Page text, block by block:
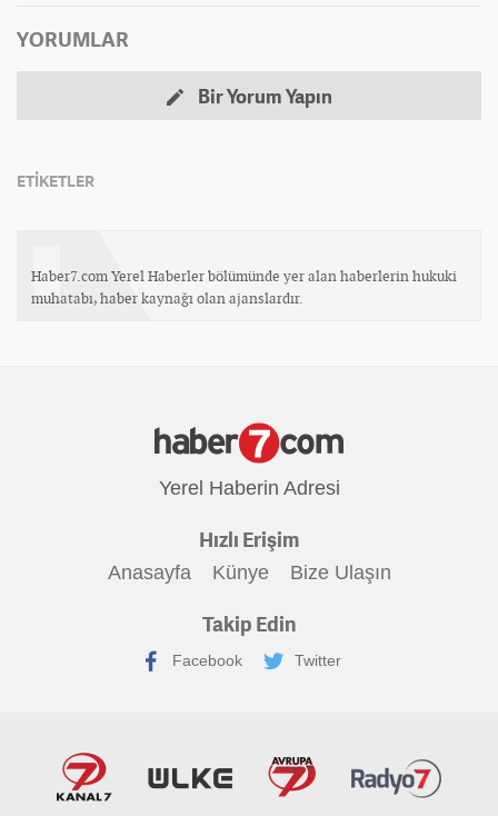
YORUMLAR
Bir Yorum Yapın
ETİKETLER
Haber7.com Yerel Haberler bölümünde yer alan haberlerin hukuki
muhatabı, haber kaynağı olan ajanslardır.
Yerel Haberin Adresi
Hızlı Erişim
Anasayfa Künye Bize Ulaşın
Takip Edin
Facebook Twitter